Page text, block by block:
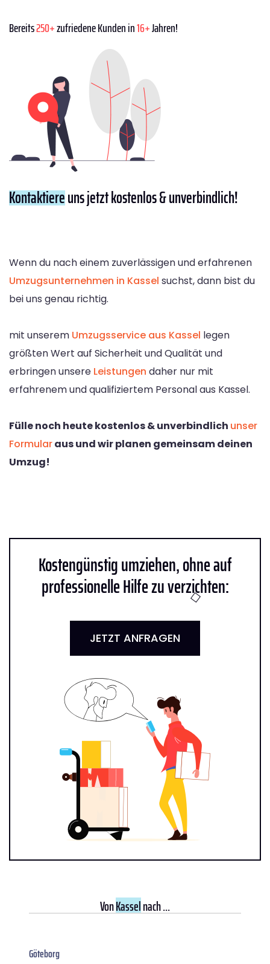
Bereits250+zufriedene Kunden in16+Jahren!
Kontaktiereuns jetzt kostenlos & unverbindlich!
Wenn du nach einem zuverlässigen und erfahrenen
Umzugsunternehmen in Kassel suchst, dann bist du
bei uns genau richtig.
mit unserem Umzugsservice aus Kassel legen
größten Wert auf Sicherheit und Qualität und
erbringen unsere Leistungen daher nur mit
erfahrenem und qualifiziertem Personal aus Kassel.
Fülle noch heute kostenlos & unverbindlich unser
Formularaus und wir planen gemeinsam deinen
Umzug!
Kostengünstig umziehen, ohne auf
professionelle Hilfe zu verzichten:
JETZT ANFRAGEN
VonKasselnach ...
Göteborg